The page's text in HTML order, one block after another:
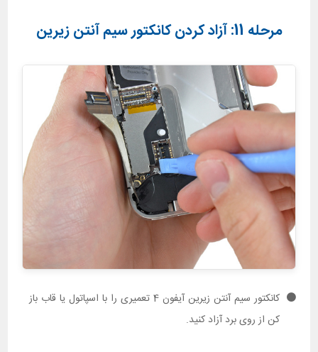
مرحله 11: آزاد کردن کانکتور سیم آنتن زیرین
کانکتور سیم آنتن زیرین آیفون 4 تعمیری را با اسپاتول یا قاب باز
کن از روی برد آزاد کنید.